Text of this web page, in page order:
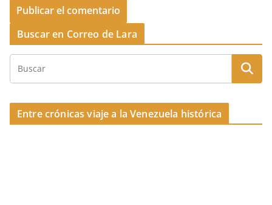
Buscar en Correo de Lara
Entre crónicas viaje a la Venezuela histórica